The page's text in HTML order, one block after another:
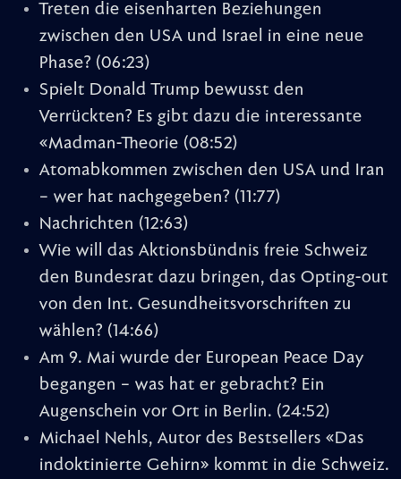
Treten die eisenharten Beziehungen
zwischen den USA und Israel in eine neue
Phase? (06:23)
Spielt Donald Trump bewusst den
Verrückten? Es gibt dazu die interessante
«Madman-Theorie (08:52)
Atomabkommen zwischen den USA und Iran
– wer hat nachgegeben? (11:77)
Nachrichten (12:63)
Wie will das Aktionsbündnis freie Schweiz
den Bundesrat dazu bringen, das Opting-out
von den Int. Gesundheitsvorschriften zu
wählen? (14:66)
Am 9. Mai wurde der European Peace Day
begangen – was hat er gebracht? Ein
Augenschein vor Ort in Berlin. (24:52)
Michael Nehls, Autor des Bestsellers «Das
indoktinierte Gehirn» kommt in die Schweiz.